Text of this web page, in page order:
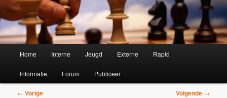
Home Interne Jeugd Externe Rapid
Informatie Forum Publiceer
Bericht
← Vorige Volgende →